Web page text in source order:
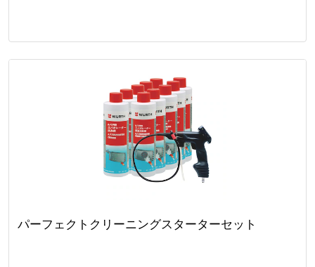
パーフェクトクリーニングスターターセット